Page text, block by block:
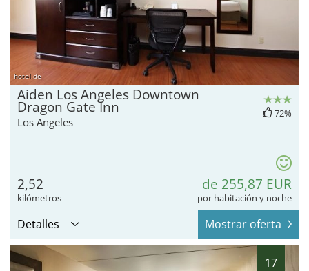
hotel.de
Aiden Los Angeles Downtown
Dragon Gate Inn
Los Angeles
72%
2,52
kilómetros
de 255,87 EUR
por habitación y noche
Detalles Mostrar oferta
17